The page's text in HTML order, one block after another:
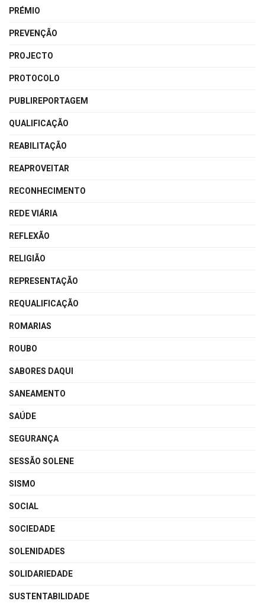
PRÉMIO
PREVENÇÃO
PROJECTO
PROTOCOLO
PUBLIREPORTAGEM
QUALIFICAÇÃO
REABILITAÇÃO
REAPROVEITAR
RECONHECIMENTO
REDE VIÁRIA
REFLEXÃO
RELIGIÃO
REPRESENTAÇÃO
REQUALIFICAÇÃO
ROMARIAS
ROUBO
SABORES DAQUI
SANEAMENTO
SAÚDE
SEGURANÇA
SESSÃO SOLENE
SISMO
SOCIAL
SOCIEDADE
SOLENIDADES
SOLIDARIEDADE
SUSTENTABILIDADE